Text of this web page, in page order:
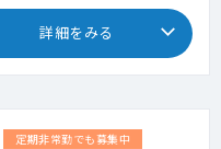
詳細をみる
定期非常勤でも募集中